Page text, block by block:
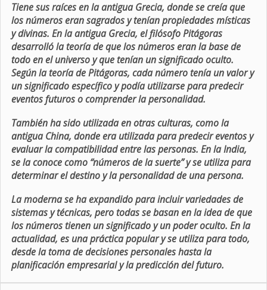
Tiene sus raíces en la antigua Grecia, donde se creía que
los números eran sagrados y tenían propiedades místicas
y divinas. En la antigua Grecia, el filósofo Pitágoras
desarrolló la teoría de que los números eran la base de
todo en el universo y que tenían un significado oculto.
Según la teoría de Pitágoras, cada número tenía un valor y
un significado específico y podía utilizarse para predecir
eventos futuros o comprender la personalidad.
También ha sido utilizada en otras culturas, como la
antigua China, donde era utilizada para predecir eventos y
evaluar la compatibilidad entre las personas. En la India,
se la conoce como “números de la suerte” y se utiliza para
determinar el destino y la personalidad de una persona.
La moderna se ha expandido para incluir variedades de
sistemas y técnicas, pero todas se basan en la idea de que
los números tienen un significado y un poder oculto. En la
actualidad, es una práctica popular y se utiliza para todo,
desde la toma de decisiones personales hasta la
planificación empresarial y la predicción del futuro.